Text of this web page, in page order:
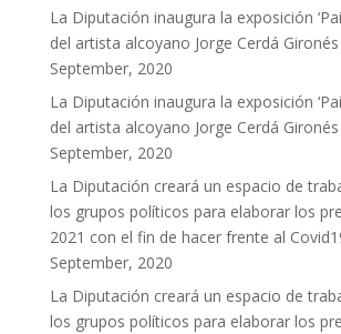
La Diputación inaugura la exposición
del artista alcoyano Jorge Cerdá Gironés
September, 2020
La Diputación inaugura la exposición
del artista alcoyano Jorge Cerdá Gironés
September, 2020
La Diputación creará un espacio de
los grupos políticos para elaborar los
2021 con el fin de hacer frente al
September, 2020
La Diputación creará un espacio de
los grupos políticos para elaborar los